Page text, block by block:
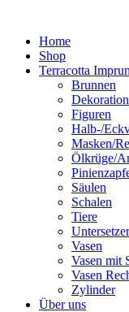
springenHome
Shop
Terracotta
Brunnen
Dekoration
Figuren
Halb-/
Masken/
Ölkrüge/
Säulen
Schalen
Tiere
Vasen
Vasen mit
Vasen
Zylinder
Über uns